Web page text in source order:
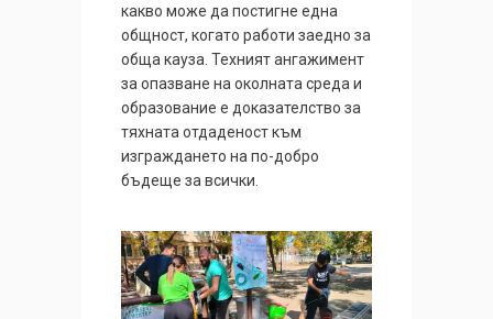
какво може да постигне една
общност, когато работи заедно за
обща кауза. Техният ангажимент
за опазване на околната среда и
образование е доказателство за
тяхната отдаденост към
изграждането на по-добро
бъдеще за всички.